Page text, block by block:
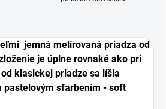
jemná melírovaná priadza od
je úplne rovnaké ako pri
klasickej priadze sa líšia
pastelovým sfarbením - soft